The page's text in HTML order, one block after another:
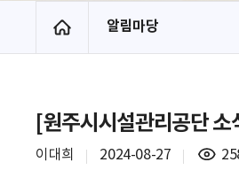
홈 알림마당
[원주시시설관리공단
이대희 2024-08-27
조